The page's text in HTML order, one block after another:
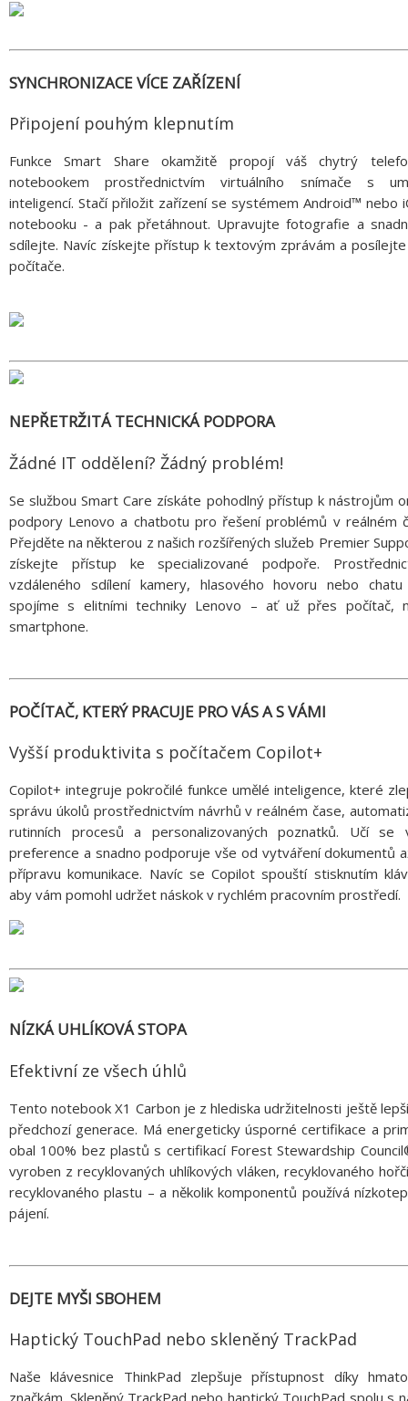
SYNCHRONIZACE VÍCE ZAŘÍZENÍ
Připojení pouhým klepnutím
Funkce Smart Share okamžitě propojí váš chytrý
notebookem prostřednictvím virtuálního snímače s
inteligencí. Stačí přiložit zařízení se systémem Android™ nebo
notebooku - a pak přetáhnout. Upravujte fotografie a
sdílejte. Navíc získejte přístup k textovým zprávám a
počítače.
NEPŘETRŽITÁ TECHNICKÁ PODPORA
Žádné IT oddělení? Žádný problém!
Se službou Smart Care získáte pohodlný přístup k nástrojům
podpory Lenovo a chatbotu pro řešení problémů v reálném
Přejděte na některou z našich rozšířených služeb Premier
získejte přístup ke specializované podpoře.
vzdáleného sdílení kamery, hlasového hovoru nebo
spojíme s elitními techniky Lenovo – ať už přes počítač,
smartphone.
POČÍTAČ, KTERÝ PRACUJE PRO VÁS A S VÁMI
Vyšší produktivita s počítačem Copilot+
Copilot+ integruje pokročilé funkce umělé inteligence, které
správu úkolů prostřednictvím návrhů v reálném čase,
rutinních procesů a personalizovaných poznatků. Učí se
preference a snadno podporuje vše od vytváření dokumentů
přípravu komunikace. Navíc se Copilot spouští stisknutím
aby vám pomohl udržet náskok v rychlém pracovním prostředí.
NÍZKÁ UHLÍKOVÁ STOPA
Efektivní ze všech úhlů
Tento notebook X1 Carbon je z hlediska udržitelnosti ještě
předchozí generace. Má energeticky úsporné certifikace a
obal 100% bez plastů s certifikací Forest Stewardship
vyroben z recyklovaných uhlíkových vláken, recyklovaného
recyklovaného plastu – a několik komponentů používá
pájení.
DEJTE MYŠI SBOHEM
Haptický TouchPad nebo skleněný TrackPad
Naše klávesnice ThinkPad zlepšuje přístupnost díky